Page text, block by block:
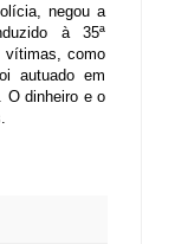
negou a
à 35ª
vítimas, como
autuado em
O dinheiro e o